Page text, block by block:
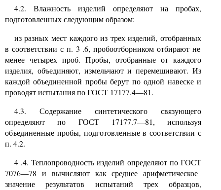
4.2. Влажность изделий определяют на пробах,
подготовленных следующим образом:
из разных мест каждого из трех изделий, отобранных
в соответствии с п. 3 .6, пробоотборником отбирают не
менее четырех проб. Пробы, отобранные от каждого
изделия, объединяют, измельчают и перемешивают. Из
каждой объединенной пробы берут по одной навеске и
проводят испытания по ГОСТ 17177.4—81.
4.3. Содержание синтетического связующего
определяют по ГОСТ17177.7—81, используя
объединенные пробы, подготовленные в соответствии с
п. 4.2.
4.4. Теплопроводность изделий определяют по ГОСТ
7076—78 и вычисляют как среднее арифметическое
значение результатов испытаний трех образцов,